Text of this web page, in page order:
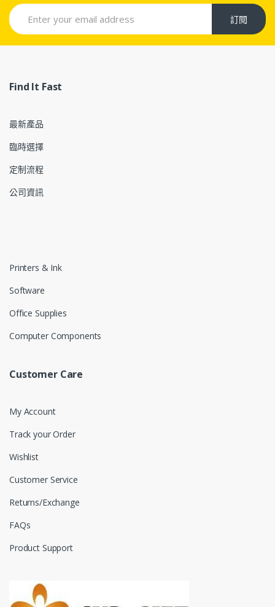
訂閱
Find It Fast
最新產品
臨時選擇
定制流程
公司資訊
Printers & Ink
Software
Office Supplies
Computer Components
Customer Care
My Account
Track your Order
Wishlist
Customer Service
Returns/Exchange
FAQs
Product Support